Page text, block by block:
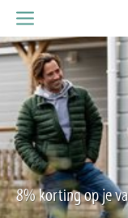
8% korting op je